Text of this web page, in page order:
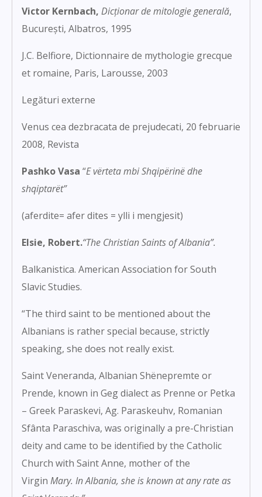
Victor Kernbach, Dicționar de mitologie generală,
București, Albatros, 1995
J.C. Belfiore, Dictionnaire de mythologie grecque
et romaine, Paris, Larousse, 2003
Legături externe
Venus cea dezbracata de prejudecati, 20 februarie
2008, Revista
Pashko Vasa “E vërteta mbi Shqipërinë dhe
shqiptarët”
(aferdite= afer dites = ylli i mengjesit)
Elsie, Robert.“The Christian Saints of Albania”.
Balkanistica. American Association for South
Slavic Studies.
“The third saint to be mentioned about the
Albanians is rather special because, strictly
speaking, she does not really exist.
Saint Veneranda, Albanian Shënepremte or
Prende, known in Geg dialect as Prenne or Petka
– Greek Paraskevi, Ag. Paraskeuhv, Romanian
Sfânta Paraschiva, was originally a pre-Christian
deity and came to be identified by the Catholic
Church with Saint Anne, mother of the
Virgin Mary. In Albania, she is known at any rate as